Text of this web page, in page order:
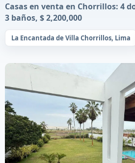
Casas en venta en Chorrillos: 4
3 baños, $ 2,200,000
La Encantada de Villa Chorrillos, Lima